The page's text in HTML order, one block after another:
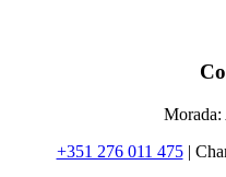
Morada:
+351 276 011 475|